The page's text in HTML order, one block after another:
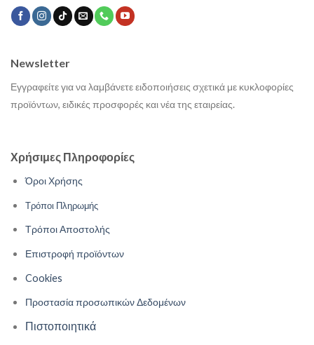
Χρήσιμες Πληροφορίες
Όροι Χρήσης
Τρόποι Πληρωμής
Τρόποι Αποστολής
Επιστροφή προϊόντων
Cookies
Προστασία προσωπικών Δεδομένων
Πιστοποιητικά
Newsletter
Εγγραφείτε για να λαμβάνετε ειδοποιήσεις σχετικά με κυκλοφορίες
προϊόντων, ειδικές προσφορές και νέα της εταιρείας.